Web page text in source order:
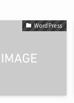
WordPress